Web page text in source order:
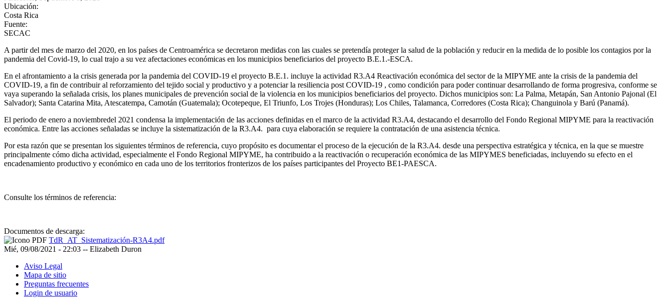
Ubicación:
Costa Rica
Fuente:
SECAC
A partir del mes de marzo del 2020, en los países de Centroamérica se decretaron medidas con las cuales se pretendía proteger la salud de la población y reducir en la medida de lo posible los contagios por la
pandemia del Covid-19, lo cual trajo a su vez afectaciones económicas en los municipios beneficiarios del proyecto B.E.1.-ESCA.
En el afrontamiento a la crisis generada por la pandemia del COVID-19 el proyecto B.E.1. incluye la actividad R3.A4 Reactivación económica del sector de la MIPYME ante la crisis de la pandemia del
COVID-19, a fin de contribuir al reforzamiento del tejido social y productivo y a potenciar la resiliencia post COVID-19 , como condición para poder continuar desarrollando de forma progresiva, conforme se
vaya superando la señalada crisis, los planes municipales de prevención social de la violencia en los municipios beneficiarios del proyecto. Dichos municipios son: La Palma, Metapán, San Antonio Pajonal (El
Salvador); Santa Catarina Mita, Atescatempa, Camotán (Guatemala); Ocotepeque, El Triunfo, Los Trojes (Honduras); Los Chiles, Talamanca, Corredores (Costa Rica); Changuinola y Barú (Panamá).
El periodo de enero a noviembredel 2021 condensa la implementación de las acciones definidas en el marco de la actividad R3.A4, destacando el desarrollo del Fondo Regional MIPYME para la reactivación
económica. Entre las acciones señaladas se incluye la sistematización de la R3.A4. para cuya elaboración se requiere la contratación de una asistencia técnica.
Por esta razón que se presentan los siguientes términos de referencia, cuyo propósito es documentar el proceso de la ejecución de la R3.A4. desde una perspectiva estratégica y técnica, en la que se muestre
principalmente cómo dicha actividad, especialmente el Fondo Regional MIPYME, ha contribuido a la reactivación o recuperación económica de las MIPYMES beneficiadas, incluyendo su efecto en el
encadenamiento productivo y económico en cada uno de los territorios fronterizos de los países participantes del Proyecto BE1-PAESCA.
Consulte los términos de referencia:
Documentos de descarga:
TdR_AT_Sistematización-R3A4.pdf
Mié, 09/08/2021 - 22:03 -- Elizabeth Duron
Aviso Legal
Mapa de sitio
Preguntas frecuentes
Login de usuario